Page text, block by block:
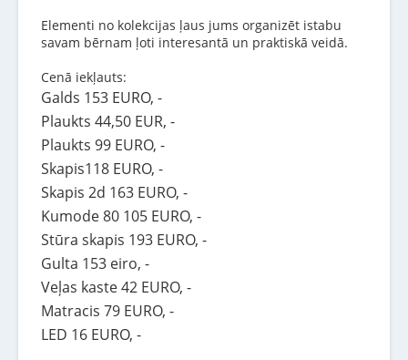
Elementi no kolekcijas ļaus jums organizēt istabu
savam bērnam ļoti interesantā un praktiskā veidā.
Cenā iekļauts:
Galds 153 EURO, -
Plaukts 44,50 EUR, -
Plaukts 99 EURO, -
Skapis118 EURO, -
Skapis 2d 163 EURO, -
Kumode 80 105 EURO, -
Stūra skapis 193 EURO, -
Gulta 153 eiro, -
Veļas kaste 42 EURO, -
Matracis 79 EURO, -
LED 16 EURO, -